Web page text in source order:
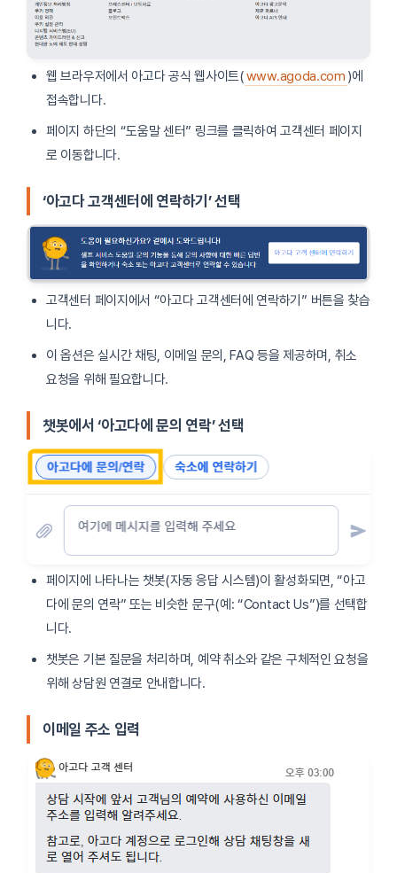
웹 브라우저에서 아고다 공식 웹사이트(www.agoda.com )에
접속합니다.
페이지 하단의 “도움말 센터” 링크를 클릭하여 고객센터 페이지
로 이동합니다.
‘아고다 고객센터에 연락하기’ 선택
고객센터 페이지에서 “아고다 고객센터에 연락하기” 버튼을 찾습
니다.
이 옵션은 실시간 채팅, 이메일 문의, FAQ 등을 제공하며, 취소
요청을 위해 필요합니다.
챗봇에서 ‘아고다에 문의 연락’ 선택
페이지에 나타나는 챗봇(자동 응답 시스템)이 활성화되면, “아고
다에 문의 연락” 또는 비슷한 문구(예: “Contact Us”)를 선택합
니다.
챗봇은 기본 질문을 처리하며, 예약 취소와 같은 구체적인 요청을
위해 상담원 연결로 안내합니다.
이메일 주소 입력